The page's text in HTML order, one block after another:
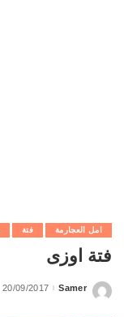
امل العجارمة فتة
فتة اوزى
Posted
Samer
20/09/2017